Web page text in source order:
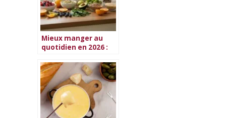
Mieux manger au
quotidien en 2026 :